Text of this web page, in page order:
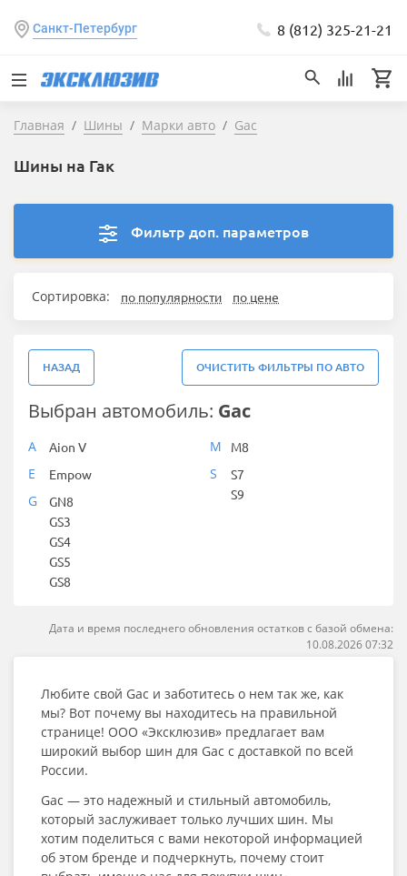
Санкт-Петербург 8 (812) 325-21-21
Главная Шины Марки авто Gac
Шины на Гак
Фильтр доп. параметров
Сортировка: по популярности по цене
НАЗАД ОЧИСТИТЬ ФИЛЬТРЫ ПО АВТО
Выбран автомобиль: Gac
A Aion V
E Empow
G
GN8
GS3
GS4
GS5
GS8
M M8
S
S7
S9
Дата и время последнего обновления остатков с базой обмена:
10.08.2026 07:32
Любите свой Gac и заботитесь о нем так же, как
мы? Вот почему вы находитесь на правильной
странице! ООО «Эксклюзив» предлагает вам
широкий выбор шин для Gac с доставкой по всей
России.
Gac — это надежный и стильный автомобиль,
который заслуживает только лучших шин. Мы
хотим поделиться с вами некоторой информацией
об этом бренде и подчеркнуть, почему стоит